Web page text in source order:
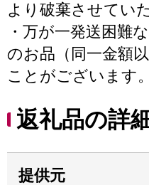
より破棄させてい
・万が一発送困難
のお品（同一金額
ことがございます。
返礼品の詳
提供元